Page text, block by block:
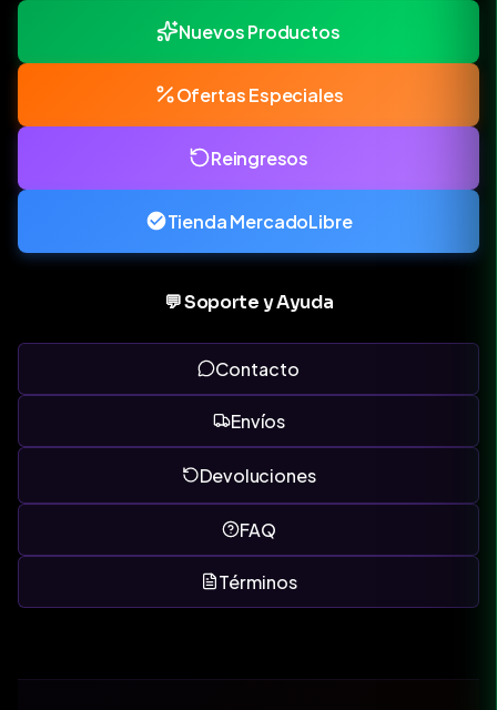
Nuevos Productos
Ofertas Especiales
Reingresos
Tienda MercadoLibre
💬 Soporte y Ayuda
Contacto
Envíos
Devoluciones
FAQ
Términos